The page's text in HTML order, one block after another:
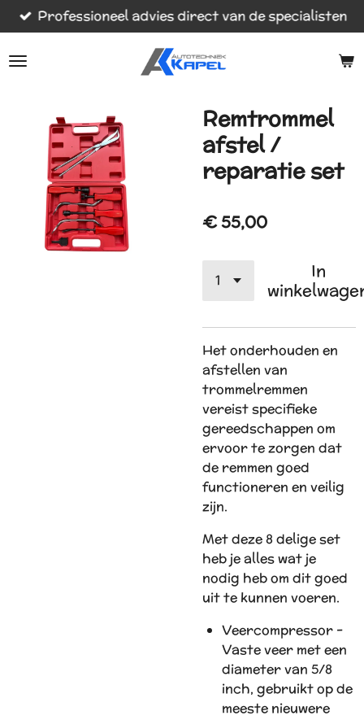
Ga
direct
naar
Professioneel advies direct van de specialisten
Remtrommel
afstel /
reparatie set
€ 55,00
In
Het onderhouden en
afstellen van
trommelremmen
vereist specifieke
gereedschappen om
ervoor te zorgen dat
de remmen goed
functioneren en veilig
zijn.
Met deze 8 delige set
heb je alles wat je
nodig heb om dit goed
uit te kunnen voeren.
Veercompressor -
Vaste veer met een
diameter van 5/8
inch, gebruikt op de
meeste nieuwere